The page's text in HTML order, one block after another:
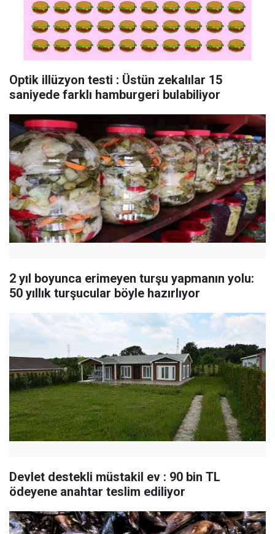
Optik illüzyon testi : Üstün zekalılar 15
saniyede farklı hamburgeri bulabiliyor
2 yıl boyunca erimeyen turşu yapmanın yolu:
50 yıllık turşucular böyle hazırlıyor
Devlet destekli müstakil ev : 90 bin TL
ödeyene anahtar teslim ediliyor